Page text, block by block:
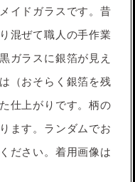
イドガラスです。昔
混ぜて職人の手作業
ガラスに銀箔が見え
（おそらく銀箔を残
仕上がりです。柄の
ます。ランダムでお
ださい。着用画像は